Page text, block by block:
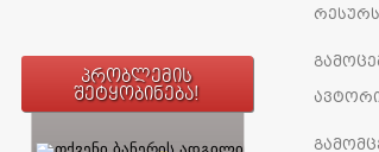
პრობლემის
შეტყობინება!